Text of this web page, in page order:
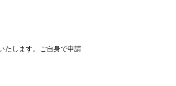
たします。ご自身で申請